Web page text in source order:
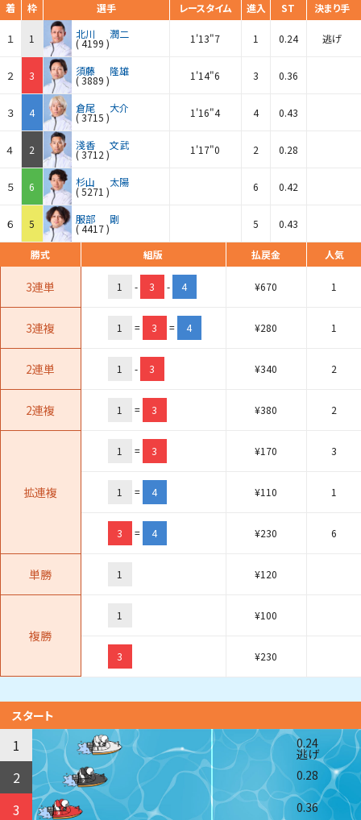
着 枠 選手 レースタイム 進入 ST 決まり手
１ 1 北川 潤二
(4199 ) 1'13"7 1 0.24 逃げ
２ 3 須藤 隆雄
(3889 ) 1'14"6 3 0.36
３ 4 倉尾 大介
(3715 ) 1'16"4 4 0.43
４ 2 淺香 文武
(3712 ) 1'17"0 2 0.28
５ 6 杉山 太陽
(5271 ) 6 0.42
６ 5 服部 剛
(4417) 5 0.43
勝式 組版 払戻金 人気
3連単 1 - 3 - 4 ¥670 1
3連複 1 = 3 = 4 ¥280 1
2連単 1 - 3 ¥340 2
2連複 1 = 3 ¥380 2
拡連複
1 = 3 ¥170 3
1 = 4 ¥110 1
3 = 4 ¥230 6
単勝 1 ¥120
複勝
1 ¥100
3 ¥230
スタート
1 0.24
逃げ
2 0.28
3 0.36